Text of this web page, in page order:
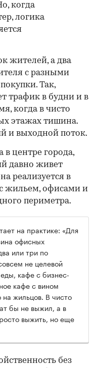
когда
логика
жителей, а два
с разными
Так,
трафик в будни и в
когда в чисто
этажах тишина.
и выходной поток.
в центре города,
давно живет
реализуется в
жильем, офисами и
периметра.
на практике: «Для
офисных
или три по
не целевой
кафе с бизнес-
кафе с вином
жильцов. В чисто
бы не выжил, а в
выжить, но еще
без